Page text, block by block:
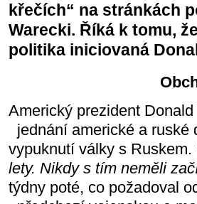
křečích“ na stránkách
Warecki. Říká k tomu,
politika iniciovaná
Americký prezident
jednání americké a ruské
vypuknutí války s Ruskem.
lety. Nikdy s tím neměli
týdny poté, co požadoval